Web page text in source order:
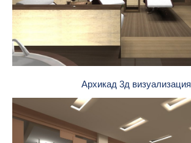
Архикад 3д визуализация